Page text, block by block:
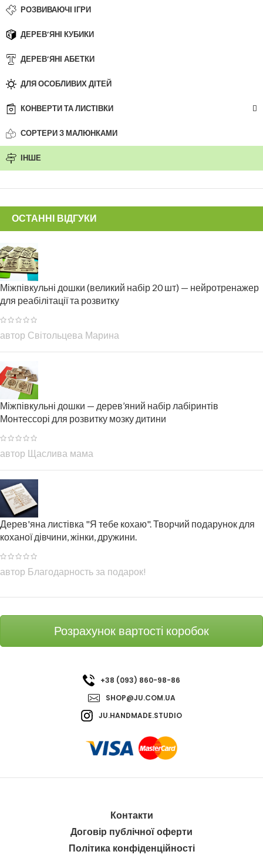
РОЗВИВАЮЧІ ІГРИ
ДЕРЕВ’ЯНІ КУБИКИ
ДЕРЕВ’ЯНІ АБЕТКИ
ДЛЯ ОСОБЛИВИХ ДІТЕЙ
КОНВЕРТИ ТА ЛИСТІВКИ
СОРТЕРИ З МАЛЮНКАМИ
ІНШЕ
ОСТАННІ ВІДГУКИ
Міжпівкульні дошки (великий набір 20 шт) — нейротренажер
для реабілітації та розвитку
автор Світольцева Марина
Міжпівкульні дошки — дерев’яний набір лабіринтів
Монтессорі для розвитку мозку дитини
автор Щаслива мама
Дерев'яна листівка "Я тебе кохаю". Творчий подарунок для
коханої дівчини, жінки, дружини.
автор Благодарность за подарок!
Розрахунок вартості коробок
+38 (093) 860-98-86
SHOP@JU.COM.UA
JU.HANDMADE.STUDIO
Контакти
Договір публічної оферти
Політика конфіденційності